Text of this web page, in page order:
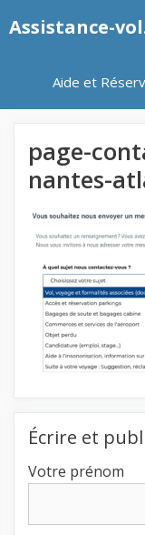
auAssistance-
Aide et
page-
nantes-
Écrire et
Votre prénom